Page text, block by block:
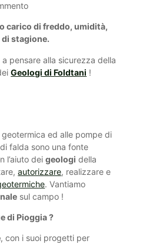
carico di freddo, umidità,
stagione.
a pensare alla sicurezza della
Geologi di Foldtani !
geotermica ed alle pompe di
falda sono una fonte
l’aiuto deigeologi della
autorizzare, realizzare e
. Vantiamo
sul campo !
di Pioggia ?
, con i suoi progetti per